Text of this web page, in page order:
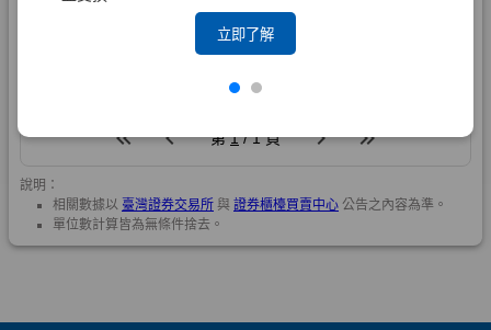
立即了解